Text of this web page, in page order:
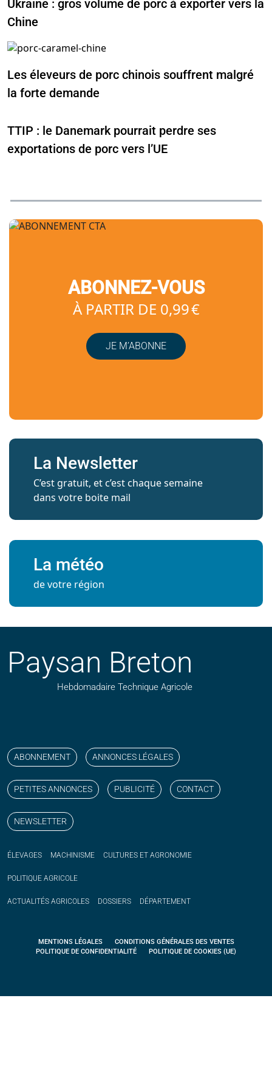
Ukraine : gros volume de porc à exporter vers la
Chine
Les éleveurs de porc chinois souffrent malgré
la forte demande
TTIP : le Danemark pourrait perdre ses
exportations de porc vers l’UE
ABONNEZ-VOUS
À PARTIR DE 0,99 €
JE M’ABONNE
La Newsletter
C’est gratuit, et c’est chaque semaine
dans votre boite mail
La météo
de votre région
Paysan Breton
Hebdomadaire Technique Agricole
ABONNEMENT ANNONCES LÉGALES
PETITES ANNONCES PUBLICITÉ CONTACT
NEWSLETTER
ÉLEVAGES MACHINISME CULTURES ET AGRONOMIE
POLITIQUE AGRICOLE
ACTUALITÉS AGRICOLES DOSSIERS DÉPARTEMENT
MENTIONS LÉGALES
CONDITIONS GÉNÉRALES DES VENTES
POLITIQUE DE CONFIDENTIALITÉ
POLITIQUE DE COOKIES (UE)